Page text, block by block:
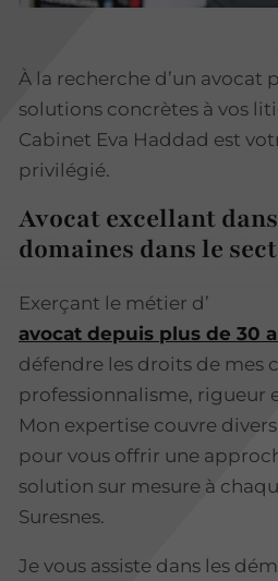
À la recherche d’un avocat
solutions concrètes à vos
Cabinet Eva Haddad est
privilégié.
Avocat excellant
domaines dans le
Exerçant le métier d’
avocat depuis plus de 30
défendre les droits de mes
professionnalisme, rigueur
Mon expertise couvre
pour vous offrir une
solution sur mesure à
Suresnes.
Je vous assiste dans les